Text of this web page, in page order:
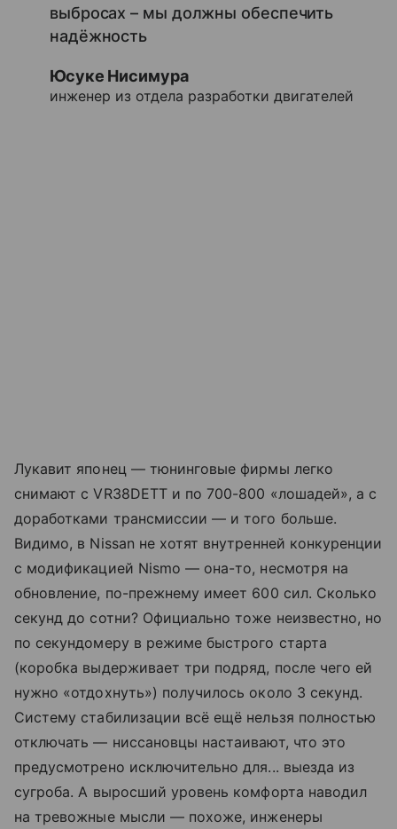
выбросах – мы должны обеспечить
надёжность
Юсуке Нисимура
инженер из отдела разработки двигателей
Лукавит японец — тюнинговые фирмы легко
снимают с VR38DETT и по 700-800 «лошадей», а с
доработками трансмиссии — и того больше.
Видимо, в Nissan не хотят внутренней конкуренции
с модификацией Nismo — она-то, несмотря на
обновление, по-прежнему имеет 600 сил. Сколько
секунд до сотни? Официально тоже неизвестно, но
по секундомеру в режиме быстрого старта
(коробка выдерживает три подряд, после чего ей
нужно «отдохнуть») получилось около 3 секунд.
Систему стабилизации всё ещё нельзя полностью
отключать — ниссановцы настаивают, что это
предусмотрено исключительно для... выезда из
сугроба. А выросший уровень комфорта наводил
на тревожные мысли — похоже, инженеры